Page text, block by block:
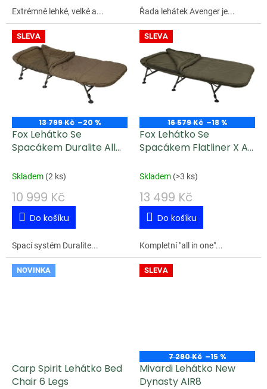
ů
Extrémně lehké, velké a... Řada lehátek Avenger je...
SLEVA
13 799 Kč –20 %
Fox Lehátko Se
Spacákem Duralite All
Skladem (2 ks)
10 999 Kč
Do košíku
Spací systém Duralite...
SLEVA
16 579 Kč –18 %
Fox Lehátko Se
Spacákem Flatliner X All
Skladem (>3 ks)
13 499 Kč
Do košíku
Kompletní "all in one"...
NOVINKA
Carp Spirit Lehátko Bed
Chair 6 Legs
SLEVA
7 290 Kč –15 %
Mivardi Lehátko New
Dynasty AIR8